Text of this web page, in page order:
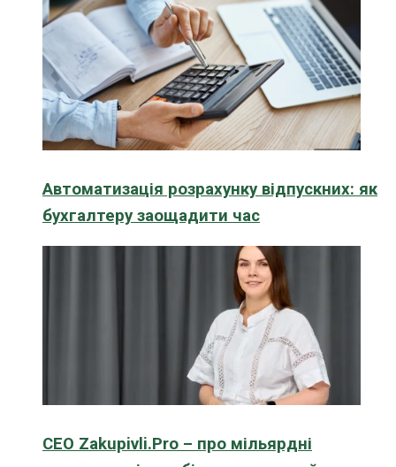
Автоматизація розрахунку відпускних: як
бухгалтеру заощадити час
CEO Zakupivli.Pro – про мільярдні